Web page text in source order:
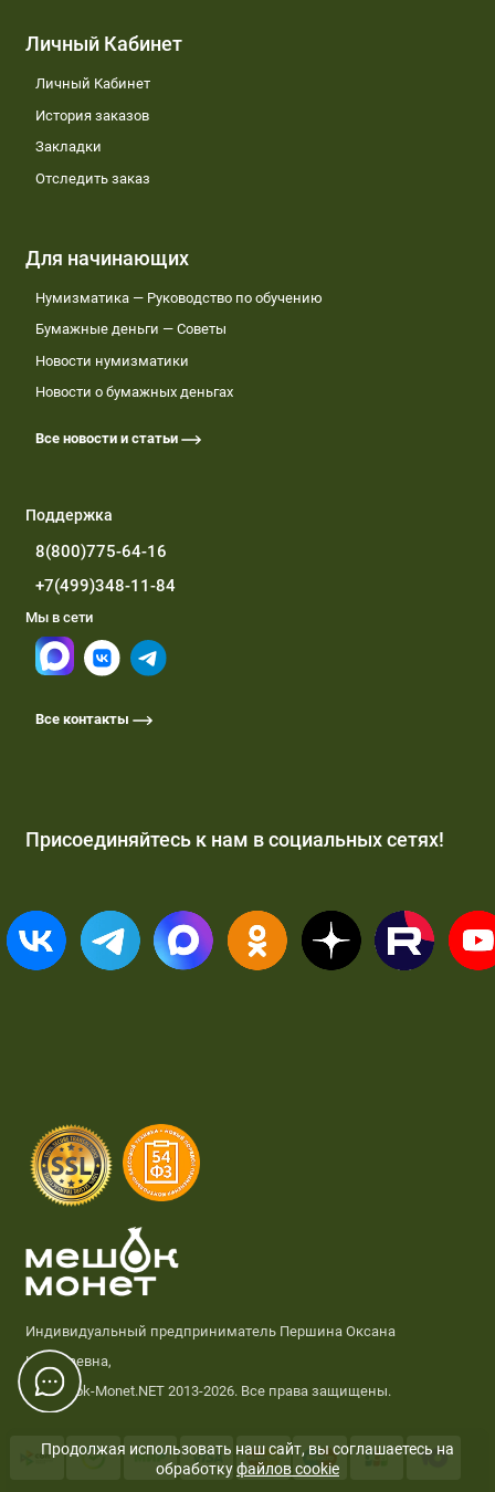
Личный Кабинет
Личный Кабинет
История заказов
Закладки
Отследить заказ
Для начинающих
Нумизматика — Руководство по обучению
Бумажные деньги — Советы
Новости нумизматики
Новости о бумажных деньгах
Все новости и статьи
Поддержка
8(800)775-64-16
+7(499)348-11-84
Мы в сети
Все контакты
Присоединяйтесь к нам в социальных сетях!
Индивидуальный предприниматель Першина Оксана
Николаевна,
© Meshok-Monet.NET 2013-2026. Все права защищены.
Продолжая использовать наш сайт, вы соглашаетесь на
обработкуфайлов cookie